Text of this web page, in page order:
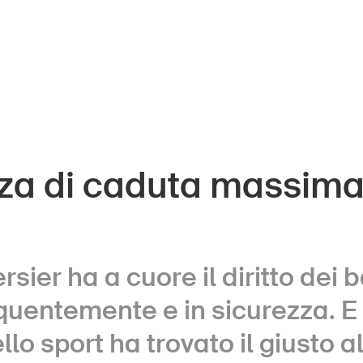
UPI – chi siamo
Politica
Sinus Plus
Campagne
di caduta
ha a cuore il diritto dei
e in sicurezza. E
sport ha trovato il giusto